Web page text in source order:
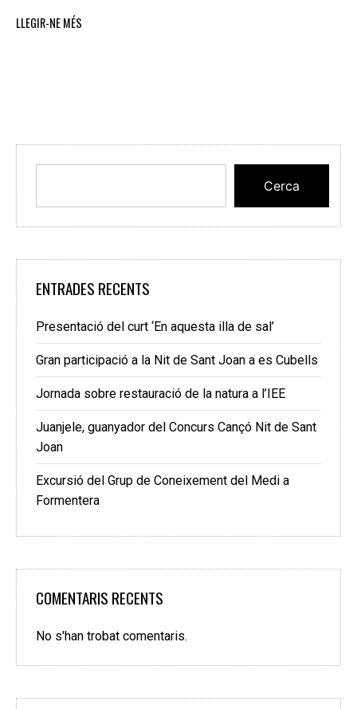
LLEGIR-NE MÉS
Cerca
ENTRADES RECENTS
Presentació del curt ‘En aquesta illa de sal’
Gran participació a la Nit de Sant Joan a es Cubells
Jornada sobre restauració de la natura a l’IEE
Juanjele, guanyador del Concurs Cançó Nit de Sant
Joan
Excursió del Grup de Coneixement del Medi a
Formentera
COMENTARIS RECENTS
No s'han trobat comentaris.